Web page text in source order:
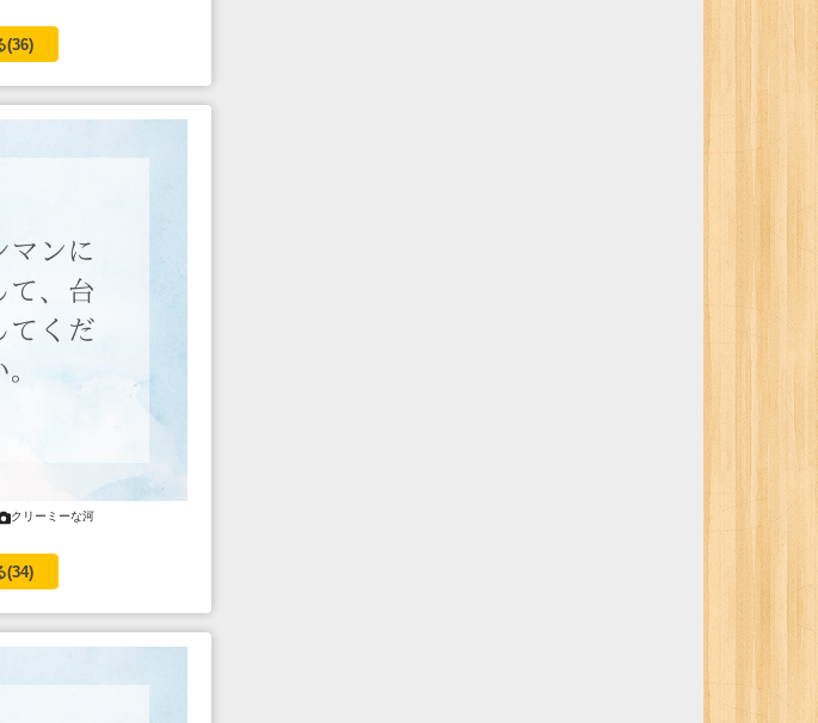
(36)
クリーミーな河
(34)